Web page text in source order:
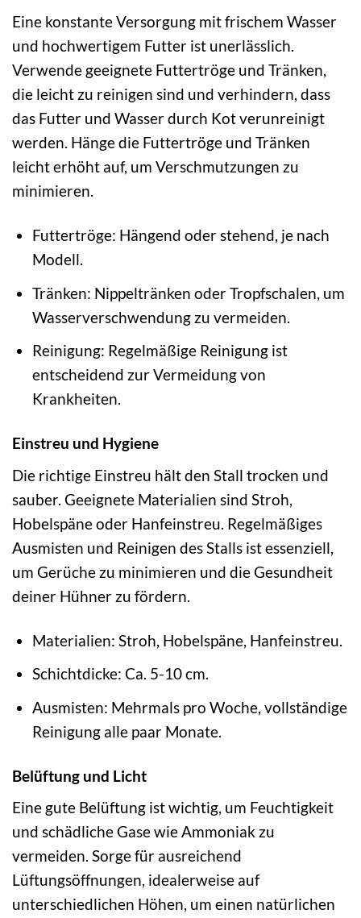
Eine konstante Versorgung mit frischem Wasser
und hochwertigem Futter ist unerlässlich.
Verwende geeignete Futtertröge und Tränken,
die leicht zu reinigen sind und verhindern, dass
das Futter und Wasser durch Kot verunreinigt
werden. Hänge die Futtertröge und Tränken
leicht erhöht auf, um Verschmutzungen zu
minimieren.
Futtertröge: Hängend oder stehend, je nach
Modell.
Tränken: Nippeltränken oder Tropfschalen, um
Wasserverschwendung zu vermeiden.
Reinigung: Regelmäßige Reinigung ist
entscheidend zur Vermeidung von
Krankheiten.
Einstreu und Hygiene
Die richtige Einstreu hält den Stall trocken und
sauber. Geeignete Materialien sind Stroh,
Hobelspäne oder Hanfeinstreu. Regelmäßiges
Ausmisten und Reinigen des Stalls ist essenziell,
um Gerüche zu minimieren und die Gesundheit
deiner Hühner zu fördern.
Materialien: Stroh, Hobelspäne, Hanfeinstreu.
Schichtdicke: Ca. 5-10 cm.
Ausmisten: Mehrmals pro Woche, vollständige
Reinigung alle paar Monate.
Belüftung und Licht
Eine gute Belüftung ist wichtig, um Feuchtigkeit
und schädliche Gase wie Ammoniak zu
vermeiden. Sorge für ausreichend
Lüftungsöffnungen, idealerweise auf
unterschiedlichen Höhen, um einen natürlichen